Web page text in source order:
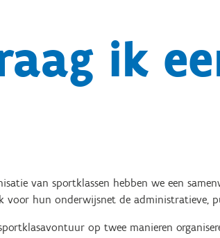
ik
van sportklassen hebben we een
voor hun onderwijsnet de administratieve,
op twee manieren